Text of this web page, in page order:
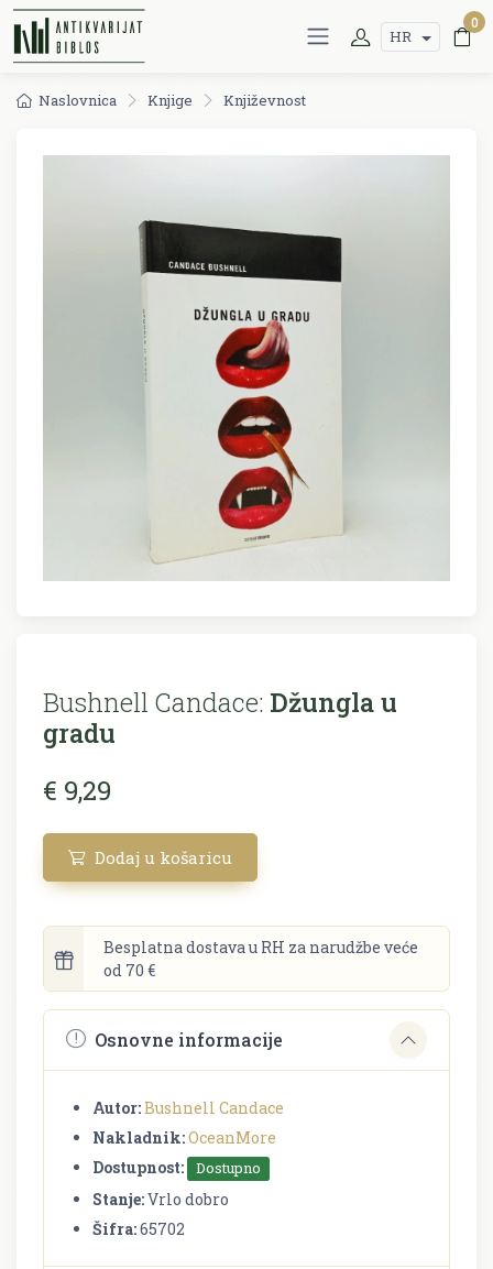
HR
0
Naslovnica Knjige Književnost
Bushnell Candace: Džungla u
gradu
€ 9,29
Dodaj u košaricu
Besplatna dostava u RH za narudžbe veće
od 70 €
Osnovne informacije
Autor:Bushnell Candace
Nakladnik:OceanMore
Dostupnost:
Dostupno
Stanje:Vrlo dobro
Šifra:65702